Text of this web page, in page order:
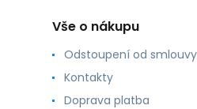
Vše o nákupu
Odstoupení od smlouvy
Kontakty
Doprava platba